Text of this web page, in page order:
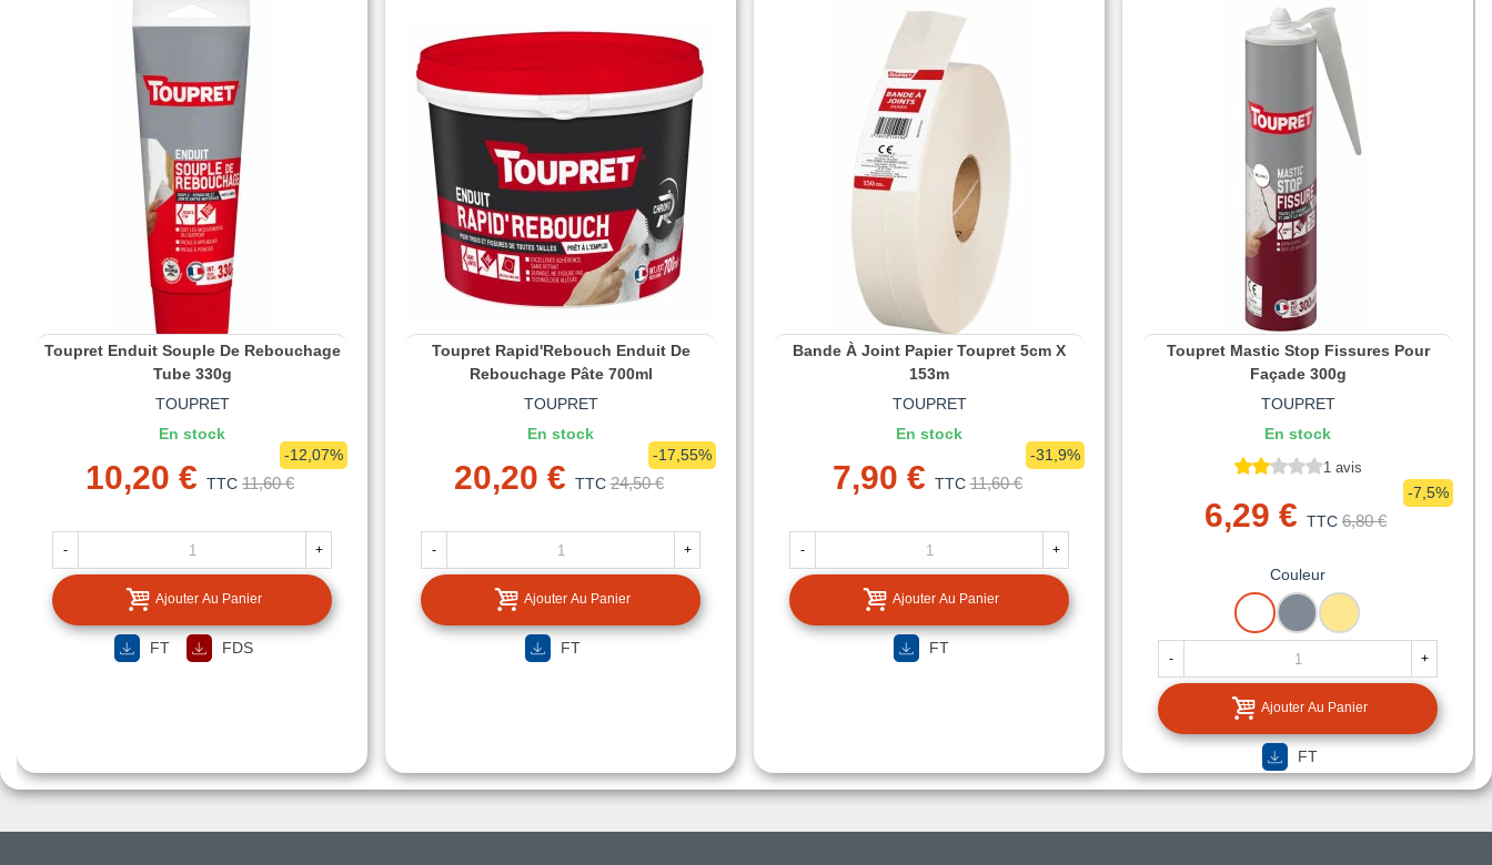
Toupret Enduit Souple De Rebouchage
Tube 330g
TOUPRET
En stock
10,20 € TTC 11,60 €
-12,07%
- +
Ajouter Au Panier
FT FDS
Toupret Rapid'Rebouch Enduit De
Rebouchage Pâte 700ml
TOUPRET
En stock
20,20 € TTC 24,50 €
-17,55%
- +
Ajouter Au Panier
FT
Bande À Joint Papier Toupret 5cm X
153m
TOUPRET
En stock
7,90 € TTC 11,60 €
-31,9%
- +
Ajouter Au Panier
FT
Toupret Mastic Stop Fissures Pour
Façade 300g
TOUPRET
En stock
1 avis
6,29 € TTC 6,80 €
-7,5%
Couleur
BLANC GRIS
TON
PIERRE
- +
Ajouter Au Panier
FT